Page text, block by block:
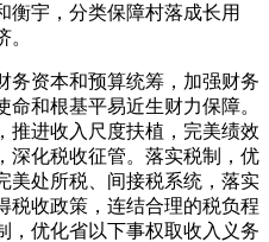
衡宇，分类保障村落成长用
资本和预算统筹，加强财务
和根基平易近生财力保障。
推进收入尺度扶植，完美绩效
深化税收征管。落实税制，优
美处所税、间接税系统，落实
税收政策，连结合理的税负程
，优化省以下事权取收入义务